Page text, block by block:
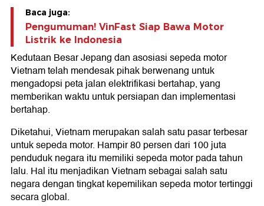
Baca juga:
Pengumuman! VinFast Siap Bawa Motor
Listrik ke Indonesia
Kedutaan Besar Jepang dan asosiasi sepeda motor
Vietnam telah mendesak pihak berwenang untuk
mengadopsi peta jalan elektrifikasi bertahap, yang
memberikan waktu untuk persiapan dan implementasi
bertahap.
Diketahui, Vietnam merupakan salah satu pasar terbesar
untuk sepeda motor. Hampir 80 persen dari 100 juta
penduduk negara itu memiliki sepeda motor pada tahun
lalu. Hal itu menjadikan Vietnam sebagai salah satu
negara dengan tingkat kepemilikan sepeda motor tertinggi
secara global.